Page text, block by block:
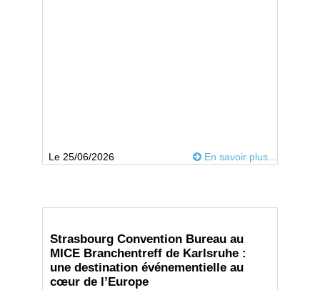
Le 25/06/2026 En savoir plus...
Strasbourg Convention Bureau au
MICE Branchentreff de Karlsruhe :
une destination événementielle au
cœur de l’Europe